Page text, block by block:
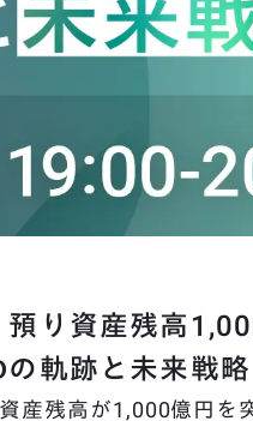
預り資産残高
の軌跡と未来戦略
資産残高が1,000億円